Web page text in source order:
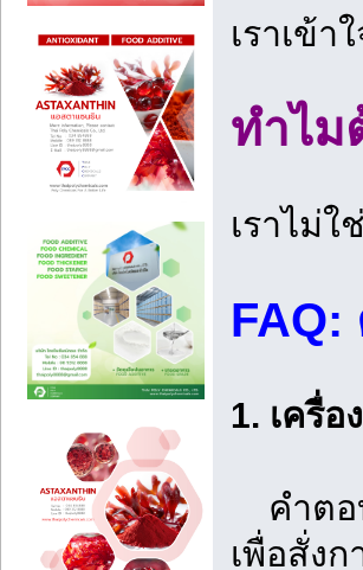
เราเข้
ทำไม
เราไม่
FAQ:
1. เครื่
คำตอ
เพื่อสั่ง